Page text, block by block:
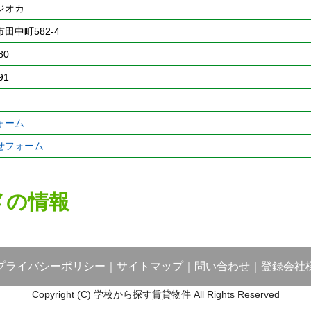
オカ
田中町582-4
ーム
フォーム
情報
ライバシーポリシー サイトマップ｜ 問い合わせ 登録会社
Copyright (C) 学校から探す賃貸物件 All Rights Reserved